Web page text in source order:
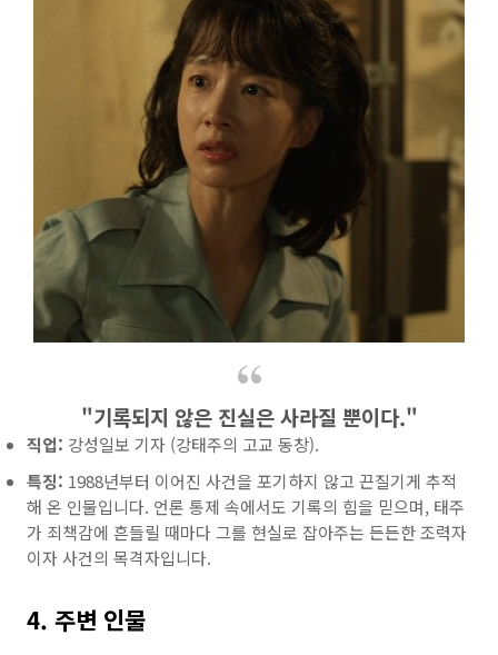
"기록되지 않은 진실은 사라질 뿐이다."
직업: 강성일보 기자 (강태주의 고교 동창).
특징: 1988년부터 이어진 사건을 포기하지 않고 끈질기게 추적
해 온 인물입니다. 언론 통제 속에서도 기록의 힘을 믿으며, 태주
가 죄책감에 흔들릴 때마다 그를 현실로 잡아주는 든든한 조력자
이자 사건의 목격자입니다.
4. 주변 인물